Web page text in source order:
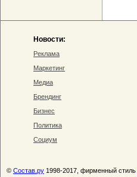
Новости:
Реклама
Маркетинг
Медиа
Брендинг
Бизнес
Политика
Социум
© Состав.ру 1998-2017, фирменный стиль